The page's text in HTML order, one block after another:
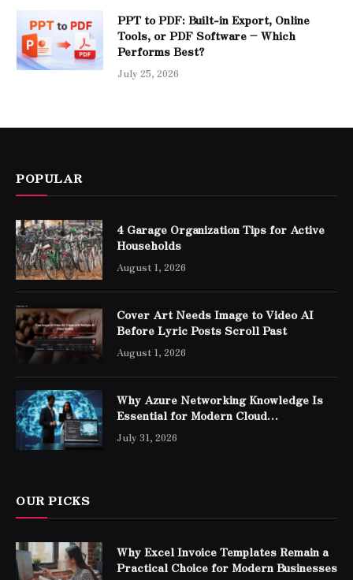
PPT to PDF: Built-in Export, Online
Tools, or PDF Software – Which
Performs Best?
July 25, 2026
POPULAR
4 Garage Organization Tips for Active
Households
August 1, 2026
Cover Art Needs Image to Video AI
Before Lyric Posts Scroll Past
August 1, 2026
Why Azure Networking Knowledge Is
Essential for Modern Cloud
Professionals
July 31, 2026
OUR PICKS
Why Excel Invoice Templates Remain a
Practical Choice for Modern Businesses